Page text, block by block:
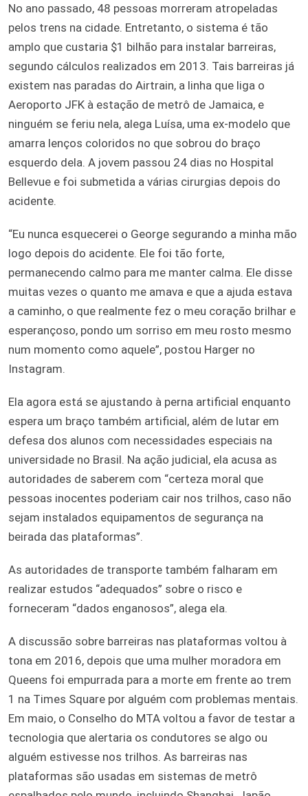
No ano passado, 48 pessoas morreram atropeladas
pelos trens na cidade. Entretanto, o sistema é tão
amplo que custaria $1 bilhão para instalar barreiras,
segundo cálculos realizados em 2013. Tais barreiras já
existem nas paradas do Airtrain, a linha que liga o
Aeroporto JFK à estação de metrô de Jamaica, e
ninguém se feriu nela, alega Luísa, uma ex-modelo que
amarra lenços coloridos no que sobrou do braço
esquerdo dela. A jovem passou 24 dias no Hospital
Bellevue e foi submetida a várias cirurgias depois do
acidente.
“Eu nunca esquecerei o George segurando a minha mão
logo depois do acidente. Ele foi tão forte,
permanecendo calmo para me manter calma. Ele disse
muitas vezes o quanto me amava e que a ajuda estava
a caminho, o que realmente fez o meu coração brilhar e
esperançoso, pondo um sorriso em meu rosto mesmo
num momento como aquele”, postou Harger no
Instagram.
Ela agora está se ajustando à perna artificial enquanto
espera um braço também artificial, além de lutar em
defesa dos alunos com necessidades especiais na
universidade no Brasil. Na ação judicial, ela acusa as
autoridades de saberem com “certeza moral que
pessoas inocentes poderiam cair nos trilhos, caso não
sejam instalados equipamentos de segurança na
beirada das plataformas”.
As autoridades de transporte também falharam em
realizar estudos “adequados” sobre o risco e
forneceram “dados enganosos”, alega ela.
A discussão sobre barreiras nas plataformas voltou à
tona em 2016, depois que uma mulher moradora em
Queens foi empurrada para a morte em frente ao trem
1 na Times Square por alguém com problemas mentais.
Em maio, o Conselho do MTA voltou a favor de testar a
tecnologia que alertaria os condutores se algo ou
alguém estivesse nos trilhos. As barreiras nas
plataformas são usadas em sistemas de metrô